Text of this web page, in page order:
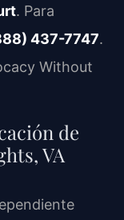
. Para
437-7747.
Without
de
VA